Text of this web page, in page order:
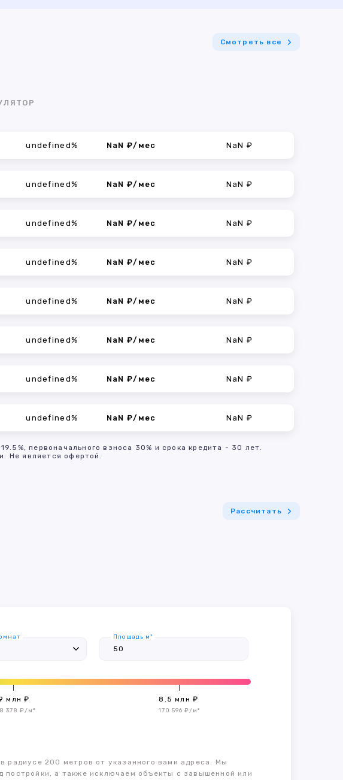
Смотреть все
undefined% NaN ₽/мес NaN ₽
undefined% NaN ₽/мес NaN ₽
undefined% NaN ₽/мес NaN ₽
undefined% NaN ₽/мес NaN ₽
undefined% NaN ₽/мес NaN ₽
undefined% NaN ₽/мес NaN ₽
undefined% NaN ₽/мес NaN ₽
undefined% NaN ₽/мес NaN ₽
первоначального взноса 30% и срока кредита - 30 лет.
Не является офертой.
Рассчитать
Площадь м²
млн ₽
378 ₽/м²
8.5 млн ₽
170 596 ₽/м²
радиусе 200 метров от указанного вами адреса. Мы
постройки, а также исключаем объекты с завышенной или